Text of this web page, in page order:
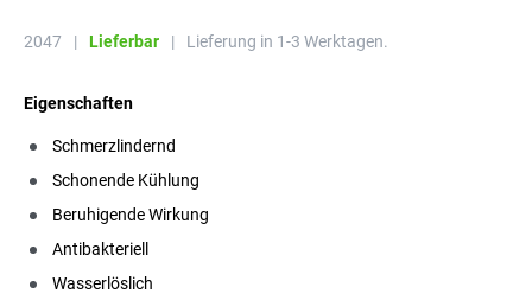
2047 | Lieferbar | Lieferung in 1-3 Werktagen.
Eigenschaften
Schmerzlindernd
Schonende Kühlung
Beruhigende Wirkung
Antibakteriell
Wasserlöslich